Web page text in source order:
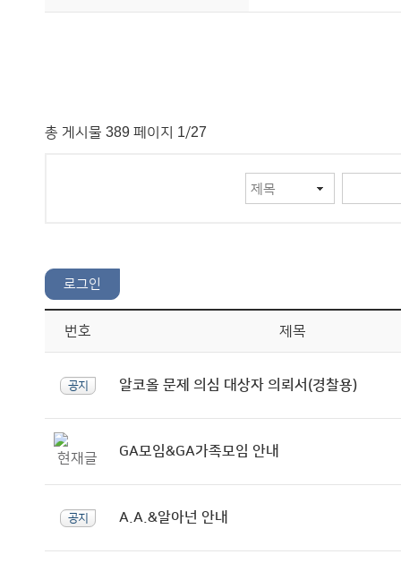
총 게시물 389 페이지 1/27
번호 제목
공지 알코올 문제 의심 대상자 의뢰서(경찰용)
GA모임&GA가족모임 안내
공지 A.A.&알아넌 안내